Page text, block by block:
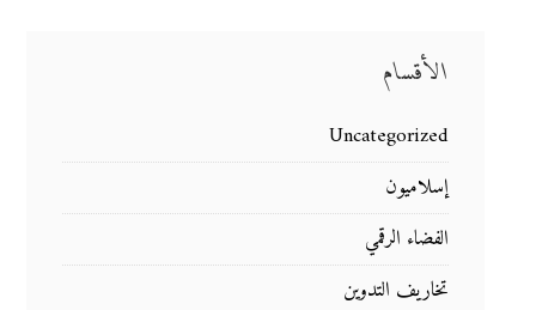
الأقسام
Uncategorized
إسلاميون
الفضاء الرقمي
تخاريف التدوين